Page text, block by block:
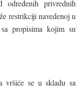
privrednih
restrikciji navedenoj u
propisima kojim su
vršiće se u skladu sa